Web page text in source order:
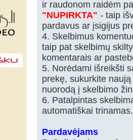
ir raudonom raidėm
"NUPIRKTA" - taip
pardavus ar įsigijus
4. Skelbimus
taip pat skelbimų
komentarais ar
5. Norėdami išreikšti
prekę, sukurkite
nuorodą į skelbimo
6. Patalpintas
automatiškai trinamas.
Pardavėjams